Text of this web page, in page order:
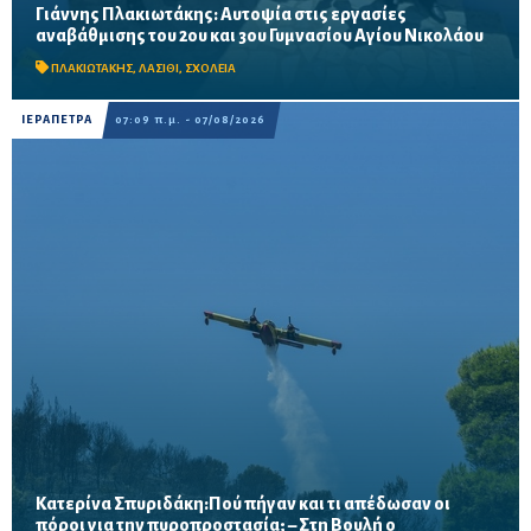
Γιάννης Πλακιωτάκης: Αυτοψία στις εργασίες
αναβάθμισης του 2ου και 3ου Γυμνασίου Αγίου Νικολάου
ΠΛΑΚΙΩΤΑΚΗΣ, ΛΑΣΙΘΙ, ΣΧΟΛΕΙΑ
Οι παρεμβάσεις του προγράμματος «Μαριέττα Γιαννάκου»
αναμένεται να ολοκληρωθούν πριν από τη νέα σχολική χρονιά –
Προβλέπονται ανακαινίσεις αιθουσών, αύλειων και...
ΙΕΡΑΠΕΤΡΑ 07:09 π.μ. - 07/08/2026
Κατερίνα Σπυριδάκη:Πού πήγαν και τι απέδωσαν οι
πόροι για την πυροπροστασία; – Στη Βουλή ο